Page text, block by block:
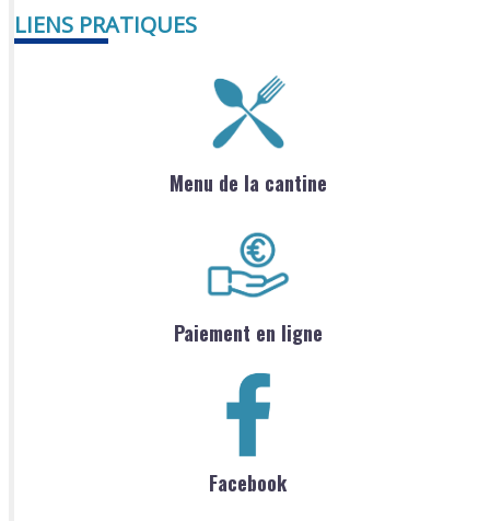
LIENS PRATIQUES
Menu de la cantine
Paiement en ligne
Facebook